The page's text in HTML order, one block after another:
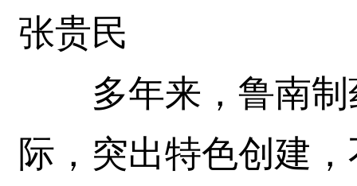
张贵民
多年来，鲁南制
际，突出特色创建